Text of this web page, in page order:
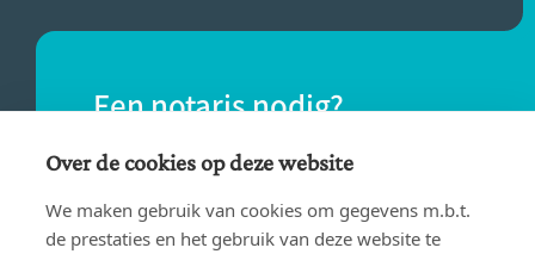
Een notaris nodig?
Vind eenvoudig een notaris bij jou in de
buurt.
Over de cookies op deze website
We maken gebruik van cookies om gegevens m.b.t.
de prestaties en het gebruik van deze website te